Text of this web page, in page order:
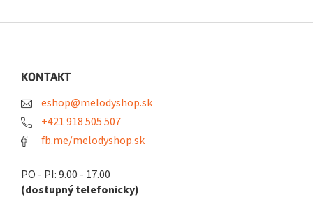
KONTAKT
eshop@melodyshop.sk
+421 918 505 507
fb.me/melodyshop.sk
PO - PI: 9.00 - 17.00
(dostupný telefonicky)